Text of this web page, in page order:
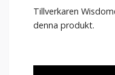
Tillverkaren
denna produkt.